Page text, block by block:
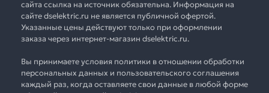
сайта ссылка на источник обязательна. Информация на
сайте dselektric.ru не является публичной офертой.
Указанные цены действуют только при оформлении
заказа через интернет-магазин dselektric.ru.
Вы принимаете условия политики в отношении обработки
персональных данных и пользовательского соглашения
каждый раз, когда оставляете свои данные в любой форме